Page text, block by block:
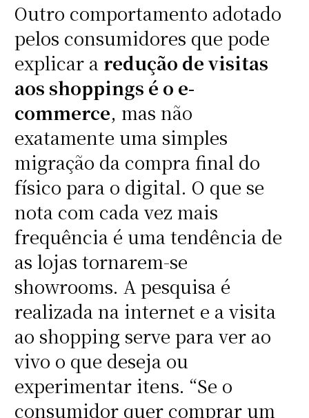
Outro comportamento adotado
pelos consumidores que pode
explicar a redução de visitas
aos shoppings é o e-
commerce, mas não
exatamente uma simples
migração da compra final do
físico para o digital. O que se
nota com cada vez mais
frequência é uma tendência de
as lojas tornarem-se
showrooms. A pesquisa é
realizada na internet e a visita
ao shopping serve para ver ao
vivo o que deseja ou
experimentar itens. “Se o
consumidor quer comprar um